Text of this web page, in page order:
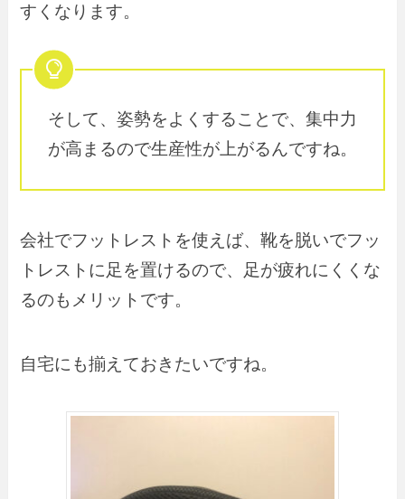
すくなります。
そして、姿勢をよくすることで、集中力
が高まるので生産性が上がるんですね。
会社でフットレストを使えば、靴を脱いでフッ
トレストに足を置けるので、足が疲れにくくな
るのもメリットです。
自宅にも揃えておきたいですね。